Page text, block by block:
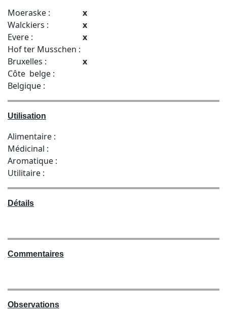
Moeraske :
x
Walckiers :
x
Evere :
x
Hof ter Musschen :
Bruxelles :
x
Côte belge :
Belgique :
Utilisation
Alimentaire :
Médicinal :
Aromatique :
Utilitaire :
Détails
Commentaires
Observations